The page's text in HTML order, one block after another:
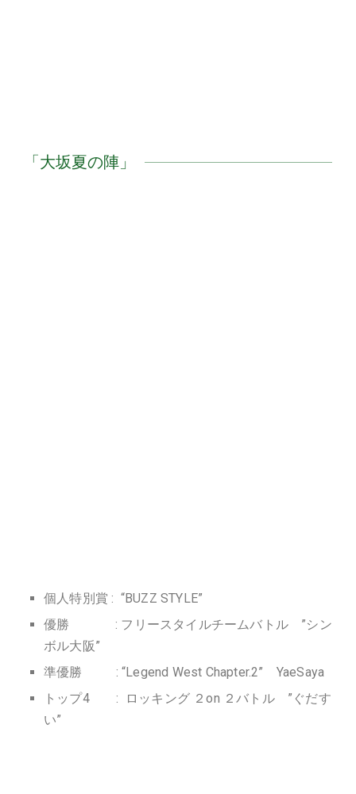
「大坂夏の陣」
個人特別賞 : “BUZZ STYLE”
優勝 : フリースタイルチームバトル ”シン
ボル大阪”
準優勝 : “Legend West Chapter.2” YaeSaya
トップ4 : ロッキング ２on ２バトル ”ぐだす
い”